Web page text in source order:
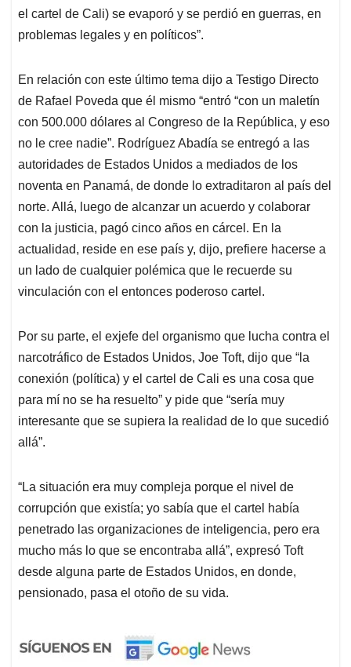
el cartel de Cali) se evaporó y se perdió en guerras, en
problemas legales y en políticos”.
En relación con este último tema dijo a Testigo Directo
de Rafael Poveda que él mismo “entró “con un maletín
con 500.000 dólares al Congreso de la República, y eso
no le cree nadie”. Rodríguez Abadía se entregó a las
autoridades de Estados Unidos a mediados de los
noventa en Panamá, de donde lo extraditaron al país del
norte. Allá, luego de alcanzar un acuerdo y colaborar
con la justicia, pagó cinco años en cárcel. En la
actualidad, reside en ese país y, dijo, prefiere hacerse a
un lado de cualquier polémica que le recuerde su
vinculación con el entonces poderoso cartel.
Por su parte, el exjefe del organismo que lucha contra el
narcotráfico de Estados Unidos, Joe Toft, dijo que “la
conexión (política) y el cartel de Cali es una cosa que
para mí no se ha resuelto” y pide que “sería muy
interesante que se supiera la realidad de lo que sucedió
allá”.
“La situación era muy compleja porque el nivel de
corrupción que existía; yo sabía que el cartel había
penetrado las organizaciones de inteligencia, pero era
mucho más lo que se encontraba allá”, expresó Toft
desde alguna parte de Estados Unidos, en donde,
pensionado, pasa el otoño de su vida.